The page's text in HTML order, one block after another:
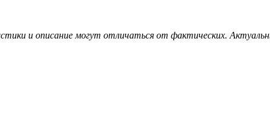
и описание могут отличаться от фактических.